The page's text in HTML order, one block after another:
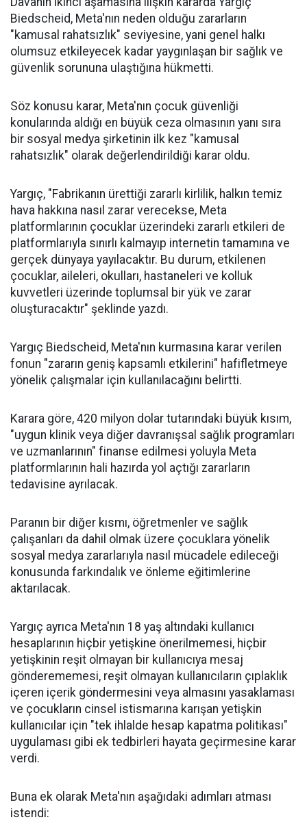
Biedscheid, Meta'nın neden olduğu zararların
"kamusal rahatsızlık" seviyesine, yani genel halkı
olumsuz etkileyecek kadar yaygınlaşan bir sağlık ve
güvenlik sorununa ulaştığına hükmetti.
Söz konusu karar, Meta'nın çocuk güvenliği
konularında aldığı en büyük ceza olmasının yanı sıra
bir sosyal medya şirketinin ilk kez "kamusal
rahatsızlık" olarak değerlendirildiği karar oldu.
Yargıç, "Fabrikanın ürettiği zararlı kirlilik, halkın temiz
hava hakkına nasıl zarar verecekse, Meta
platformlarının çocuklar üzerindeki zararlı etkileri de
platformlarıyla sınırlı kalmayıp internetin tamamına ve
gerçek dünyaya yayılacaktır. Bu durum, etkilenen
çocuklar, aileleri, okulları, hastaneleri ve kolluk
kuvvetleri üzerinde toplumsal bir yük ve zarar
oluşturacaktır" şeklinde yazdı.
Yargıç Biedscheid, Meta'nın kurmasına karar verilen
fonun "zararın geniş kapsamlı etkilerini" hafifletmeye
yönelik çalışmalar için kullanılacağını belirtti.
Karara göre, 420 milyon dolar tutarındaki büyük kısım,
"uygun klinik veya diğer davranışsal sağlık programları
ve uzmanlarının" finanse edilmesi yoluyla Meta
platformlarının hali hazırda yol açtığı zararların
tedavisine ayrılacak.
Paranın bir diğer kısmı, öğretmenler ve sağlık
çalışanları da dahil olmak üzere çocuklara yönelik
sosyal medya zararlarıyla nasıl mücadele edileceği
konusunda farkındalık ve önleme eğitimlerine
aktarılacak.
Yargıç ayrıca Meta'nın 18 yaş altındaki kullanıcı
hesaplarının hiçbir yetişkine önerilmemesi, hiçbir
yetişkinin reşit olmayan bir kullanıcıya mesaj
gönderememesi, reşit olmayan kullanıcıların çıplaklık
içeren içerik göndermesini veya almasını yasaklaması
ve çocukların cinsel istismarına karışan yetişkin
kullanıcılar için "tek ihlalde hesap kapatma politikası"
uygulaması gibi ek tedbirleri hayata geçirmesine karar
verdi.
Buna ek olarak Meta'nın aşağıdaki adımları atması
istendi: